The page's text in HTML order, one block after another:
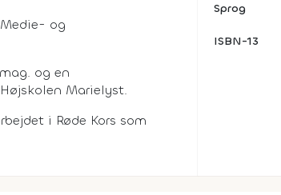
og
og en
Marielyst.
i Røde Kors som
Sprog
ISBN-13